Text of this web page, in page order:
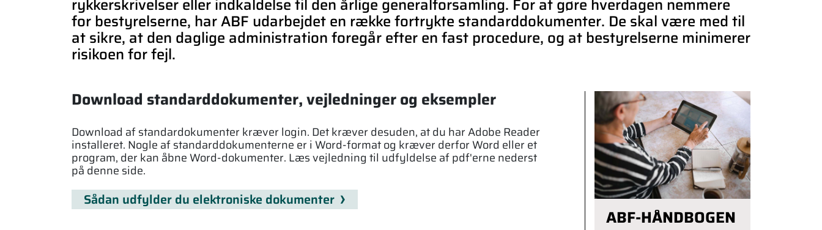
rykkerskrivelser eller indkaldelse til den årlige generalforsamling. For at gøre hverdagen nemmere
for bestyrelserne, har ABF udarbejdet en række fortrykte standarddokumenter. De skal være med til
at sikre, at den daglige administration foregår efter en fast procedure, og at bestyrelserne minimerer
risikoen for fejl.
Download standarddokumenter, vejledninger og eksempler
Download af standardokumenter kræver login. Det kræver desuden, at du har Adobe Reader
installeret. Nogle af standarddokumenterne er i Word-format og kræver derfor Word eller et
program, der kan åbne Word-dokumenter. Læs vejledning til udfyldelse af pdf'erne nederst
på denne side.
Sådan udfylder du elektroniske dokumenter
ABF-HÅNDBOGEN